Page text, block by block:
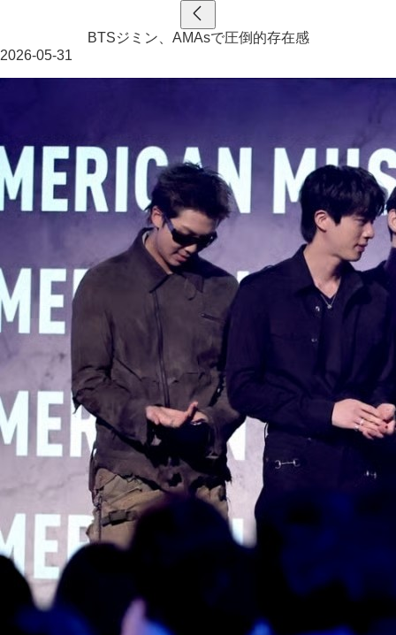
BTSジミン、AMAsで圧倒的存在感
2026-05-31